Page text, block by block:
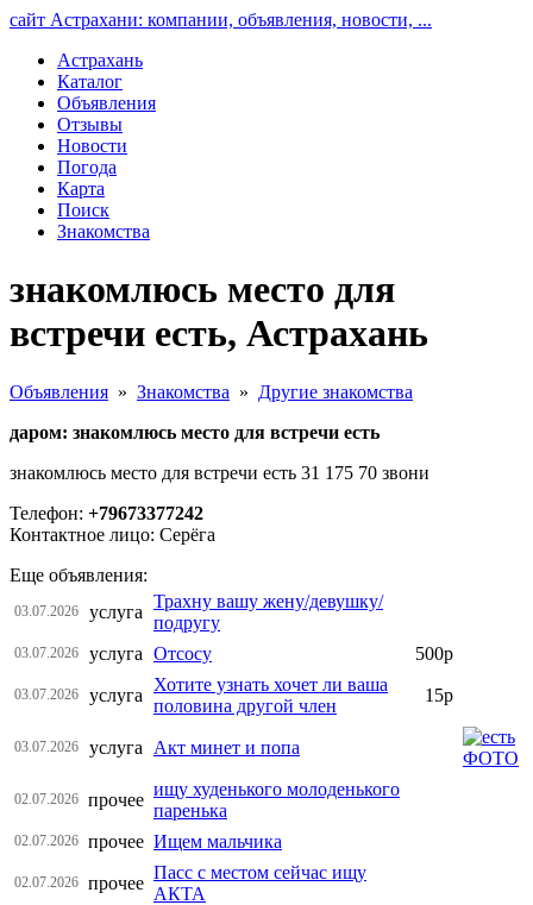
сайт Астрахани: компании, объявления, новости, ...
Астрахань
Каталог
Объявления
Отзывы
Новости
Погода
Карта
Поиск
Знакомства
знакомлюсь место для
встречи есть, Астрахань
Объявления » Знакомства » Другие знакомства
даром: знакомлюсь место для встречи есть
знакомлюсь место для встречи есть 31 175 70 звони
Телефон: +79673377242
Контактное лицо: Серёга
Еще объявления:
03.07.2026 услуга
Трахну вашу жену/девушку/
подругу
03.07.2026 услуга Отсосу 500р
03.07.2026 услуга
Хотите узнать хочет ли ваша
половина другой член
15р
03.07.2026 услуга Акт минет и попа
02.07.2026 прочее
ищу худенького молоденького
паренька
02.07.2026 прочее Ищем мальчика
02.07.2026 прочее
Пасс с местом сейчас ищу
АКТА